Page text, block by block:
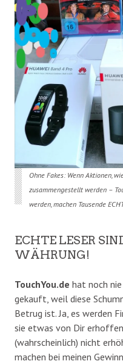
Ohne Fakes: Wenn Aktionen,
zusammengestellt werden –
werden, machen Tausende
ECHTE LESER
WÄHRUNG!
TouchYou.de hat noch
gekauft, weil diese
Betrug ist. Ja, es werden
sie etwas von Dir
(wahrscheinlich) nicht
machen bei meinen